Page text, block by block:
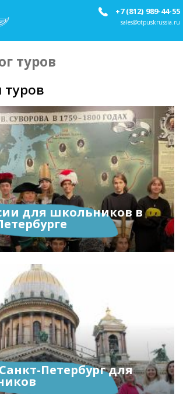
+7 (812) 989-44-55
sales@otpuskrussia.ru
туров
туров
для школьников в
Петербург для